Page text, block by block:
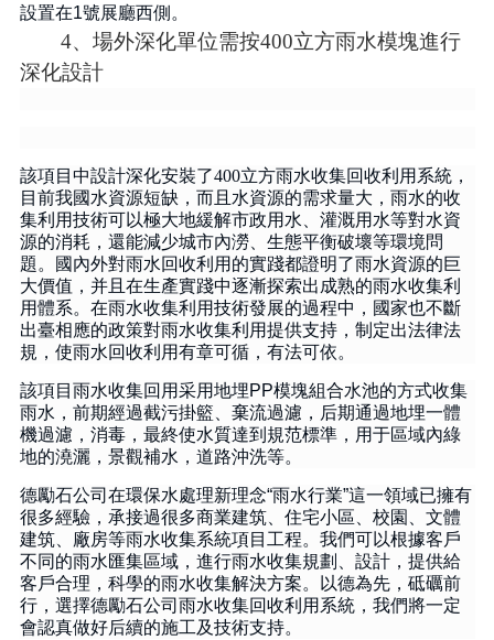
設置在1號展廳西側。
4、場外深化單位需按400立方雨水模塊進行
深化設計
該項目中設計深化安裝了400立方雨水收集回收利用系統，
目前我國水資源短缺，而且水資源的需求量大，雨水的收
集利用技術可以極大地緩解市政用水、灌溉用水等對水資
源的消耗，還能減少城市內澇、生態平衡破壞等環境問
題。國內外對雨水回收利用的實踐都證明了雨水資源的巨
大價值，并且在生產實踐中逐漸探索出成熟的雨水收集利
用體系。在雨水收集利用技術發展的過程中，國家也不斷
出臺相應的政策對雨水收集利用提供支持，制定出法律法
規，使雨水回收利用有章可循，有法可依。
該項目雨水收集回用采用地埋PP模塊組合水池的方式收集
雨水，前期經過截污掛籃、棄流過濾，后期通過地埋一體
機過濾，消毒，最終使水質達到規范標準，用于區域內綠
地的澆灑，景觀補水，道路沖洗等。
德勵石公司在環保水處理新理念“雨水行業”這一領域已擁有
很多經驗，承接過很多商業建筑、住宅小區、校園、文體
建筑、廠房等雨水收集系統項目工程。我們可以根據客戶
不同的雨水匯集區域，進行雨水收集規劃、設計，提供給
客戶合理，科學的雨水收集解決方案。以德為先，砥礪前
行，選擇德勵石公司雨水收集回收利用系統，我們將一定
會認真做好后續的施工及技術支持。